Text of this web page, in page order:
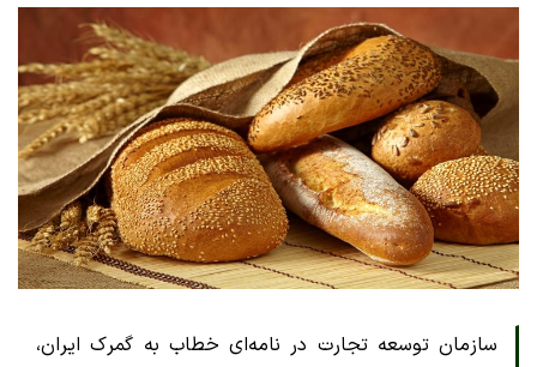
سازمان توسعه تجارت در نامه‌ای خطاب به گمرک ایران،